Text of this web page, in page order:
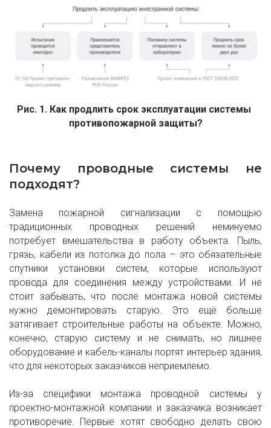
Рис. 1. Как продлить срок эксплуатации системы
противопожарной защиты?
Почему проводные системы не
подходят?
Замена пожарной сигнализации с помощью
традиционных проводных решений неминуемо
потребует вмешательства в работу объекта. Пыль,
грязь, кабели из потолка до пола – это обязательные
спутники установки систем, которые используют
провода для соединения между устройствами. И не
стоит забывать, что после монтажа новой системы
нужно демонтировать старую. Это ещё больше
затягивает строительные работы на объекте. Можно,
конечно, старую систему и не снимать, но лишнее
оборудование и кабель-каналы портят интерьер здания,
что для некоторых заказчиков неприемлемо.
Из-за специфики монтажа проводной системы у
проектно-монтажной компании и заказчика возникает
противоречие. Первые хотят свободно делать свою